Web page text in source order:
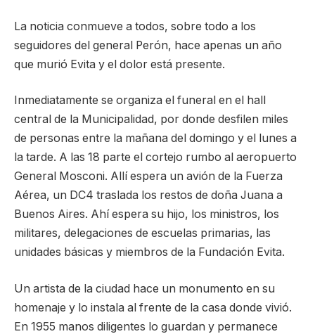
La noticia conmueve a todos, sobre todo a los
seguidores del general Perón, hace apenas un año
que murió Evita y el dolor está presente.
Inmediatamente se organiza el funeral en el hall
central de la Municipalidad, por donde desfilen miles
de personas entre la mañana del domingo y el lunes a
la tarde. A las 18 parte el cortejo rumbo al aeropuerto
General Mosconi. Allí espera un avión de la Fuerza
Aérea, un DC4 traslada los restos de doña Juana a
Buenos Aires. Ahí espera su hijo, los ministros, los
militares, delegaciones de escuelas primarias, las
unidades básicas y miembros de la Fundación Evita.
Un artista de la ciudad hace un monumento en su
homenaje y lo instala al frente de la casa donde vivió.
En 1955 manos diligentes lo guardan y permanece